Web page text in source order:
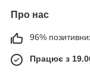
Про нас
96%
Працює з